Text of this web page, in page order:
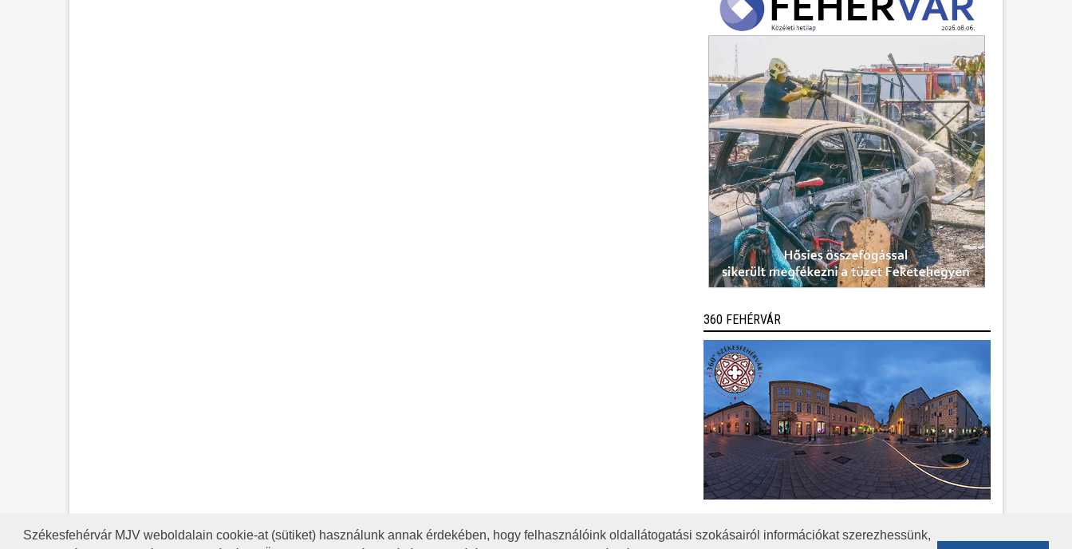
Székesfehérvár MJV weboldalain cookie-at (sütiket) használunk annak érdekében, hogy felhasználóink oldallátogatási szokásairól információkat szerezhessünk,
360 FEHÉRVÁR
RSS A HONLAP 2017.03.31-I ÁLLAPOTA JOGI NYILATKOZAT IMPRESSZUM MÉDIAAJÁNLAT KÖZÉRDEKŰ ADATOK ADATVÉDELEM